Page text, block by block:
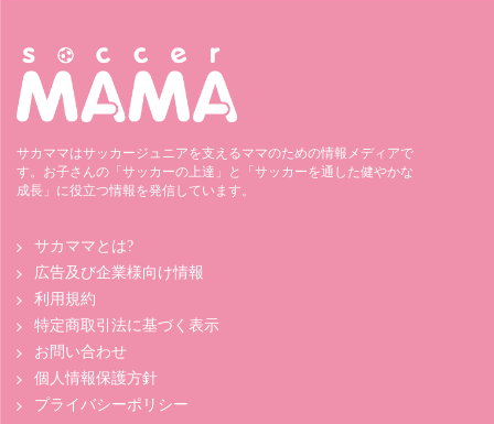
サカママはサッカージュニアを支えるママのための情報メディアで
す。お子さんの「サッカーの上達」と「サッカーを通した健やかな
成長」に役立つ情報を発信しています。
サカママとは?
広告及び企業様向け情報
利用規約
特定商取引法に基づく表示
お問い合わせ
個人情報保護方針
プライバシーポリシー